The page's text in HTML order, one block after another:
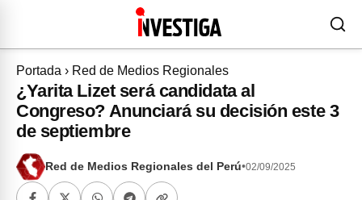
Portada › Red de Medios Regionales
¿Yarita Lizet será candidata al
Congreso? Anunciará su decisión este 3
de septiembre
Red de Medios Regionales del Perú•02/09/2025